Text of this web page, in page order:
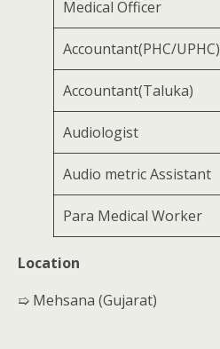
Medical Officer
Accountant(PHC/UPHC)
Accountant(Taluka)
Audiologist
Audio metric Assistant
Para Medical Worker
Location
➯ Mehsana (Gujarat)